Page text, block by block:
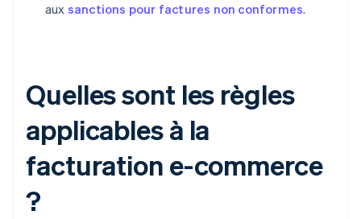
aux sanctions pour factures non conformes.
Quelles sont les règles
applicables à la
facturation e-commerce
?